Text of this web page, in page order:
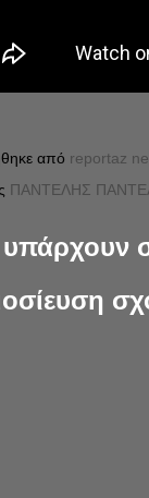
από reportaz
ΠΑΝΤΕΛΗΣ